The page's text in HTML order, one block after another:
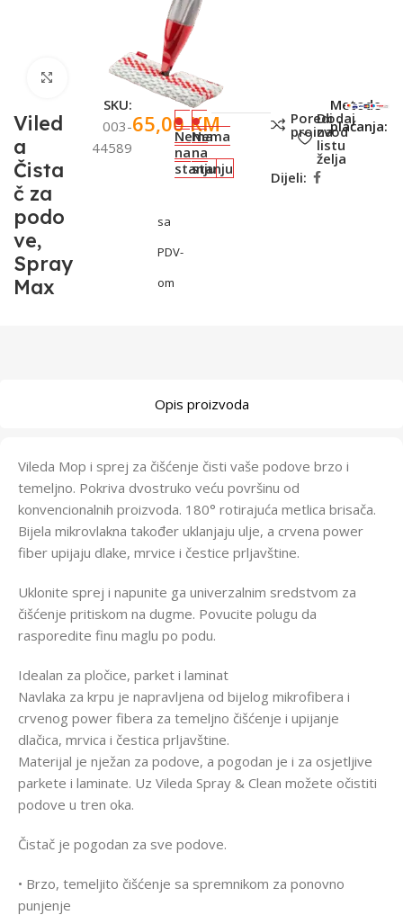
Click to enlarge
Viled
a
Čista
č za
podo
ve,
Spray
Max
SKU:
003-
44589
65,00KM
sa
PDV-
om
Nema
na
stanju
Nema
na
stanju
Poredi
proizvod
Dodaj
na
listu
želja
Dijeli:
Metode
plaćanja:
Opis proizvoda
Vileda Mop i sprej za čišćenje čisti vaše podove brzo i
temeljno. Pokriva dvostruko veću površinu od
konvencionalnih proizvoda. 180° rotirajuća metlica brisača.
Bijela mikrovlakna također uklanjaju ulje, a crvena power
fiber upijaju dlake, mrvice i čestice prljavštine.
Uklonite sprej i napunite ga univerzalnim sredstvom za
čišćenje pritiskom na dugme. Povucite polugu da
rasporedite finu maglu po podu.
Idealan za pločice, parket i laminat
Navlaka za krpu je napravljena od bijelog mikrofibera i
crvenog power fibera za temeljno čišćenje i upijanje
dlačica, mrvica i čestica prljavštine.
Materijal je nježan za podove, a pogodan je i za osjetljive
parkete i laminate. Uz Vileda Spray & Clean možete očistiti
podove u tren oka.
Čistač je pogodan za sve podove.
• Brzo, temeljito čišćenje sa spremnikom za ponovno
punjenje